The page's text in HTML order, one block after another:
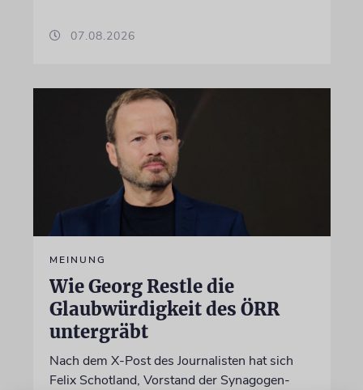
07.08.2026
MEINUNG
Wie Georg Restle die
Glaubwürdigkeit des ÖRR
untergräbt
Nach dem X-Post des Journalisten hat sich
Felix Schotland, Vorstand der Synagogen-